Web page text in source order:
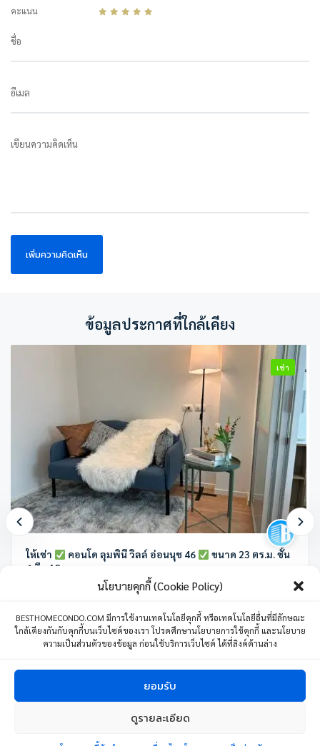
นโยบายคุกกี้ (Cookie Policy)
BESTHOMECONDO.COM มีการใช้งานเทคโนโลยีคุกกี้ หรือเทคโนโลยีอื่นที่มีลักษณะ
ใกล้เคียงกันกับคุกกี้บนเว็บไซต์ของเรา โปรดศึกษานโยบายการใช้คุกกี้ และนโยบาย
ความเป็นส่วนตัวของข้อมูล ก่อนใช้บริการเว็บไซต์ ได้ที่ลิงค์ด้านล่าง
ยอมรับ
ดูรายละเอียด
คะแนน
ชื่อ
อีเมล
เขียนความคิดเห็น
ข้อมูลประกาศที่ใกล้เคียง
เช่า
ให้เช่า คอนโด ลุมพินี วิลล์ อ่อนนุช 46
ขนาด 23 ตร.ม. ชั้น
6 ตึก A2
ลุมพินี วิลล์ อ่อนนุช 46 ซอย อ่อนนุช 46 แขวงสวนหลวง เขตสวนหลวง
1 ห้องนอน 1 ห้องน้ำ 1 ที่จอดรถ 23 ตร.ม.